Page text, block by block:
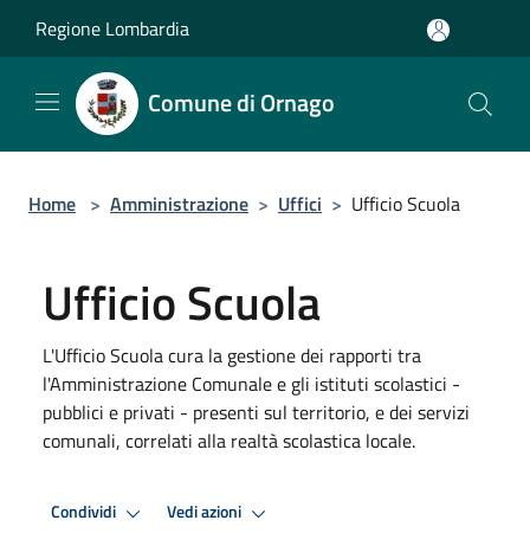
Regione Lombardia
Comune di Ornago
Home > Amministrazione > Uffici > Ufficio Scuola
Ufficio Scuola
L'Ufficio Scuola cura la gestione dei rapporti tra
l'Amministrazione Comunale e gli istituti scolastici -
pubblici e privati - presenti sul territorio, e dei servizi
comunali, correlati alla realtà scolastica locale.
Condividi Vedi azioni